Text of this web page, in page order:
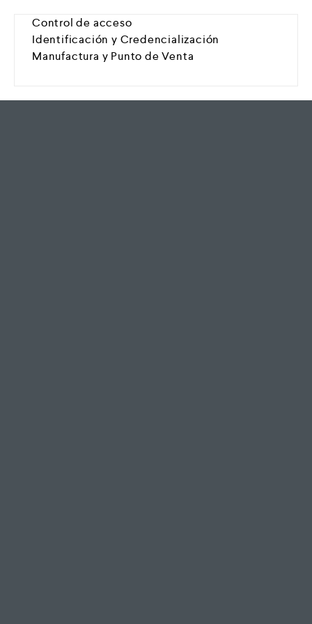
Control de acceso
Identificación y Credencialización
Manufactura y Punto de Venta